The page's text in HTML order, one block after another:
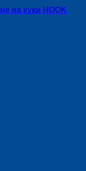
на куки HOOK